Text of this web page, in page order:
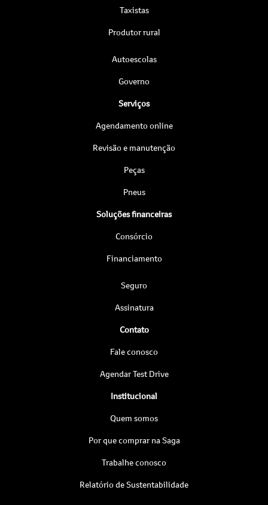
Taxistas
Produtor rural
Autoescolas
Governo
Serviços
Agendamento online
Revisão e manutenção
Peças
Pneus
Soluções financeiras
Consórcio
Financiamento
Seguro
Assinatura
Contato
Fale conosco
Agendar Test Drive
Institucional
Quem somos
Por que comprar na Saga
Trabalhe conosco
Relatório de Sustentabilidade